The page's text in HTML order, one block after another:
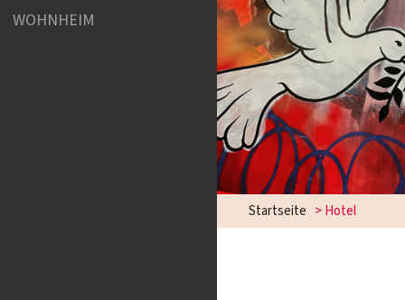
Startseite >Hotel
WOHNHEIM